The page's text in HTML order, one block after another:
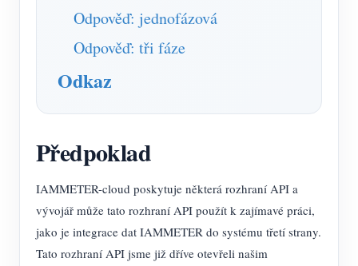
Odpověď: jednofázová
Odpověď: tři fáze
Odkaz
Předpoklad
IAMMETER-cloud poskytuje některá rozhraní API a
vývojář může tato rozhraní API použít k zajímavé práci,
jako je integrace dat IAMMETER do systému třetí strany.
Tato rozhraní API jsme již dříve otevřeli našim